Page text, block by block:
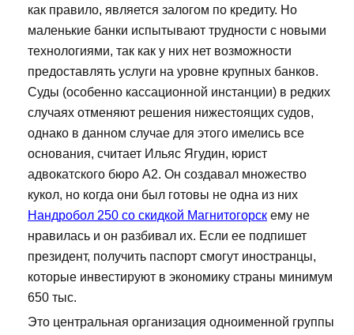
как правило, является залогом по кредиту. Но
маленькие банки испытывают трудности с новыми
технологиями, так как у них нет возможности
предоставлять услуги на уровне крупных банков.
Суды (особенно кассационной инстанции) в редких
случаях отменяют решения нижестоящих судов,
однако в данном случае для этого имелись все
основания, считает Ильяс Ягудин, юрист
адвокатского бюро А2. Он создавал множество
кукол, но когда они был готовы не одна из них
Нандробол 250 со скидкой Магнитогорск ему не
нравилась и он разбивал их. Если ее подпишет
президент, получить паспорт смогут иностранцы,
которые инвестируют в экономику страны минимум
650 тыс.
Это центральная организация одноименной группы